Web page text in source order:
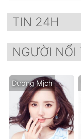
TIN 24H
NGƯỜI NỔI
Dương Mịch